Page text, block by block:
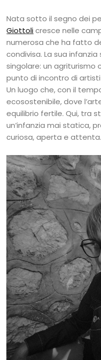
Nata sotto il segno dei
Giottolicresce nelle
numerosa che ha fatto
condivisa. La sua
singolare: un agriturismo
punto di incontro di
Un luogo che, con il
ecosostenibile, dove
equilibrio fertile. Qui, tra
un’infanzia mai statica,
curiosa, aperta e attenta.